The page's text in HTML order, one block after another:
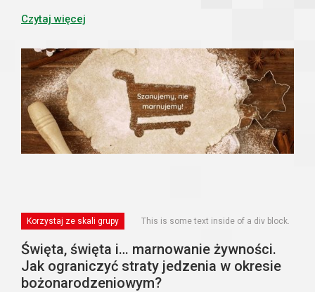
jest zgodny z zasadami zró...
Czytaj więcej
Korzystaj ze skali grupy This is some text inside of a div block.
Święta, święta i… marnowanie żywności.
Jak ograniczyć straty jedzenia w okresie
bożonarodzeniowym?